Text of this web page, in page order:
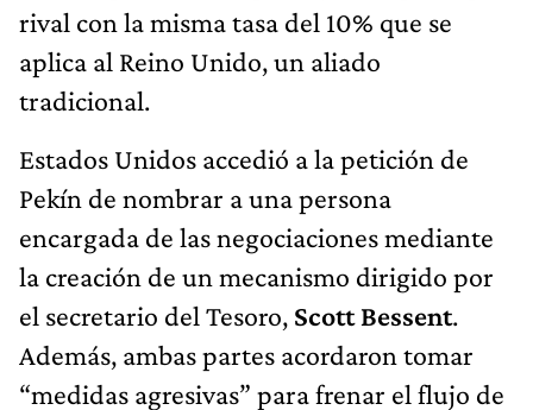
rival con la misma tasa del 10% que se
aplica al Reino Unido, un aliado
tradicional.
Estados Unidos accedió a la petición de
Pekín de nombrar a una persona
encargada de las negociaciones mediante
la creación de un mecanismo dirigido por
el secretario del Tesoro, Scott Bessent.
Además, ambas partes acordaron tomar
“medidas agresivas” para frenar el flujo de